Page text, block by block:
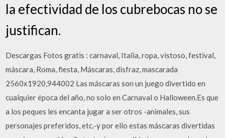
la efectividad de los cubrebocas no se
justifican.
Descargas Fotos gratis : carnaval, Italia, ropa, vistoso, festival,
máscara, Roma, fiesta, Máscaras, disfraz, mascarada
2560x1920,944002 Las máscaras son un juego divertido en
cualquier época del año, no solo en Carnaval o Halloween.Es que
a los peques les encanta jugar a ser otros -animales, sus
personajes preferidos, etc.-y por ello estas máscaras divertidas